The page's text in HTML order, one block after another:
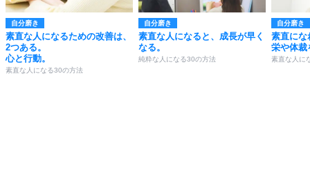
自分磨き
素直な人になるための改善は、
2つある。
心と行動。
素直な人になる30の方法
自分磨き
素直な人になると、成長が早く
なる。
純粋な人になる30の方法
自分磨き
素直にな
栄や体裁
素直な人に